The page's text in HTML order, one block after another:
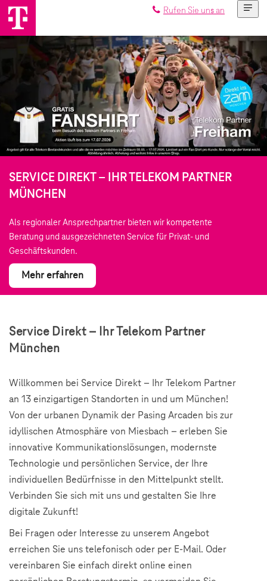
Rufen Sie uns an
SERVICE DIREKT – IHR TELEKOM PARTNER
MÜNCHEN
Als regionaler Ansprechpartner bieten wir kompetente
Beratung und ausgezeichneten Service für Privat- und
Geschäftskunden.
Mehr erfahren
Service Direkt – Ihr Telekom Partner
München
Willkommen bei Service Direkt – Ihr Telekom Partner
an 13 einzigartigen Standorten in und um München!
Von der urbanen Dynamik der Pasing Arcaden bis zur
idyllischen Atmosphäre von Miesbach – erleben Sie
innovative Kommunikationslösungen, modernste
Technologie und persönlichen Service, der Ihre
individuellen Bedürfnisse in den Mittelpunkt stellt.
Verbinden Sie sich mit uns und gestalten Sie Ihre
digitale Zukunft!
Bei Fragen oder Interesse zu unserem Angebot
erreichen Sie uns telefonisch oder per E-Mail. Oder
vereinbaren Sie einfach direkt online einen